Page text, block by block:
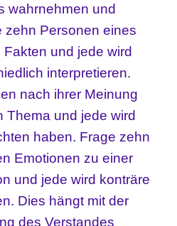
wahrnehmen und
zehn Personen eines
und jede wird
interpretieren.
nach ihrer Meinung
Thema und jede wird
haben. Frage zehn
Emotionen zu einer
und jede wird konträre
Dies hängt mit der
des Verstandes